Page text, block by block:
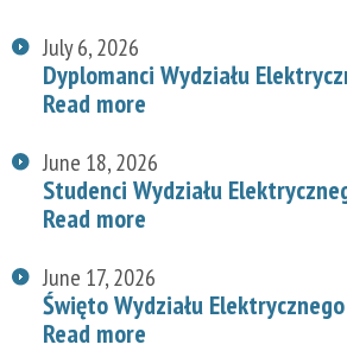
July 6, 2026
Dyplomanci Wydziału
Read more
June 18, 2026
Studenci Wydziału
Read more
June 17, 2026
Święto Wydziału
Read more